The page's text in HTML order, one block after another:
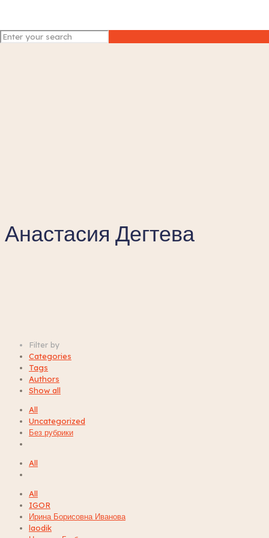
Анастасия Дегтева
Filter by
Categories
Tags
Authors
Show all
All
Uncategorized
Без рубрики
All
All
IGOR
Ирина Борисовна Иванова
laodik